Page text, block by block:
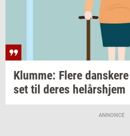
Klum­me: Flere dan­ske­re
set til deres helårs­hjem
ANNONCE